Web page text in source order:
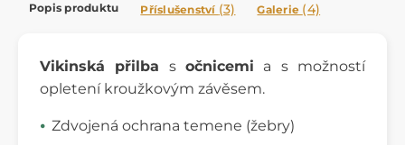
Popis produktu Příslušenství (3) Galerie (4)
Vikinská přilba sočnicemi a s možností
opletení kroužkovým závěsem.
Zdvojená ochrana temene (žebry)